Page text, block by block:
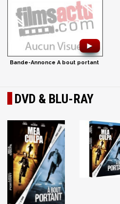
►
Bande-Annonce A bout portant
DVD & BLU-RAY